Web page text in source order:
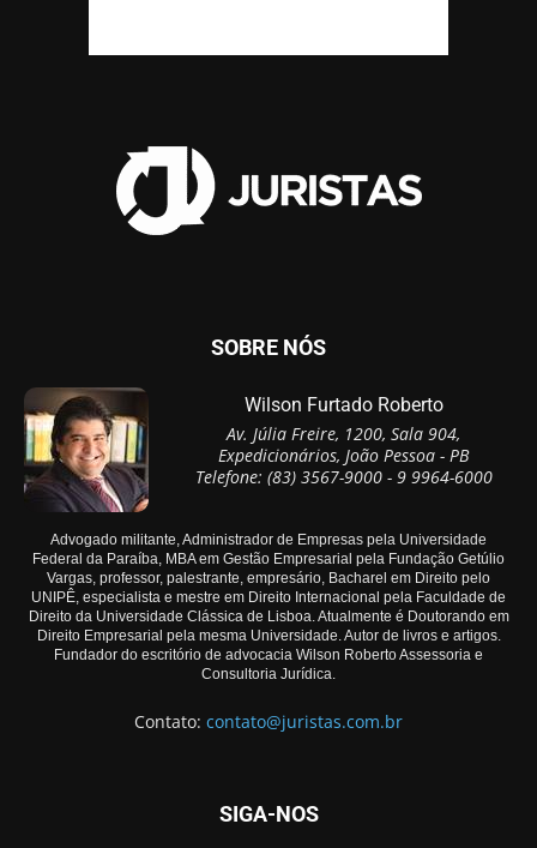
SOBRE NÓS
Wilson Furtado Roberto
Av. Júlia Freire, 1200, Sala 904,
Expedicionários, João Pessoa - PB
Telefone: (83) 3567-9000 - 9 9964-6000
Advogado militante, Administrador de Empresas pela Universidade
Federal da Paraíba, MBA em Gestão Empresarial pela Fundação Getúlio
Vargas, professor, palestrante, empresário, Bacharel em Direito pelo
UNIPÊ, especialista e mestre em Direito Internacional pela Faculdade de
Direito da Universidade Clássica de Lisboa. Atualmente é Doutorando em
Direito Empresarial pela mesma Universidade. Autor de livros e artigos.
Fundador do escritório de advocacia Wilson Roberto Assessoria e
Consultoria Jurídica.
Contato: contato@juristas.com.br
SIGA-NOS